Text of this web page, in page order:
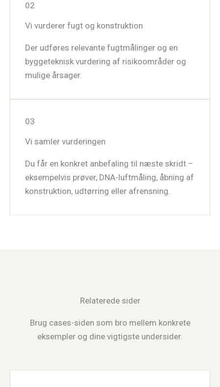
02
Vi vurderer fugt og konstruktion
Der udføres relevante fugtmålinger og en
byggeteknisk vurdering af risikoområder og
mulige årsager.
03
Vi samler vurderingen
Du får en konkret anbefaling til næste skridt –
eksempelvis prøver, DNA-luftmåling, åbning af
konstruktion, udtørring eller afrensning.
Relaterede sider
Brug cases-siden som bro mellem konkrete
eksempler og dine vigtigste undersider.